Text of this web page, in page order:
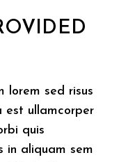
lorem sed risus
est ullamcorper
quis
in aliquam sem